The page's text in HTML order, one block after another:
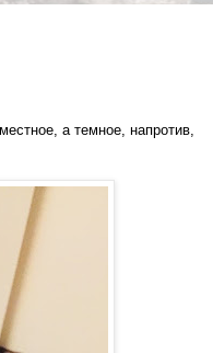
а темное, напротив,